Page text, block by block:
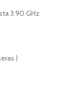
3.90 GHz
)